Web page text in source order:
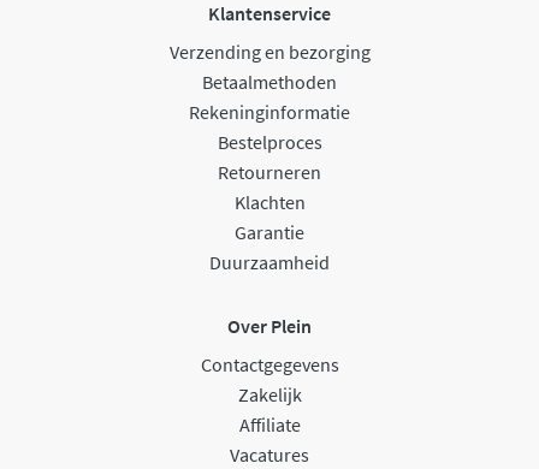
Klantenservice
Verzending en bezorging
Betaalmethoden
Rekeninginformatie
Bestelproces
Retourneren
Klachten
Garantie
Duurzaamheid
Over Plein
Contactgegevens
Zakelijk
Affiliate
Vacatures